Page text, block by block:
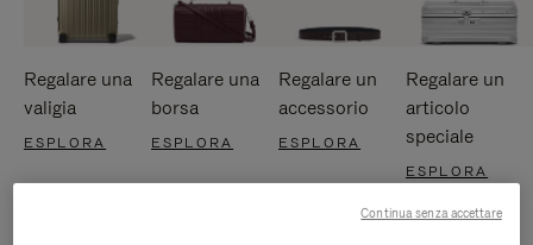
Regalare una
valigia
ESPLORA
Regalare una
borsa
ESPLORA
Regalare un
accessorio
ESPLORA
Regalare un
articolo
speciale
ESPLORA
Continua senza accettare